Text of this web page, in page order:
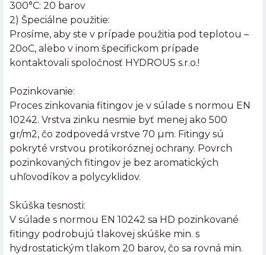
300°C: 20 barov
2) Špeciálne použitie:
Prosíme, aby ste v prípade použitia pod teplotou –
20oC, alebo v inom špecifickom prípade
kontaktovali spoločnosť HYDROUS s.r.o.!
Pozinkovanie:
Proces zinkovania fitingov je v súlade s normou EN
10242. Vrstva zinku nesmie byť menej ako 500
gr/m2, čo zodpovedá vrstve 70 µm. Fitingy sú
pokryté vrstvou protikoróznej ochrany. Povrch
pozinkovaných fitingov je bez aromatických
uhľovodíkov a polycyklidov.
Skúška tesnosti:
V súlade s normou EN 10242 sa HD pozinkované
fitingy podrobujú tlakovej skúške min. s
hydrostatickým tlakom 20 barov, čo sa rovná min.